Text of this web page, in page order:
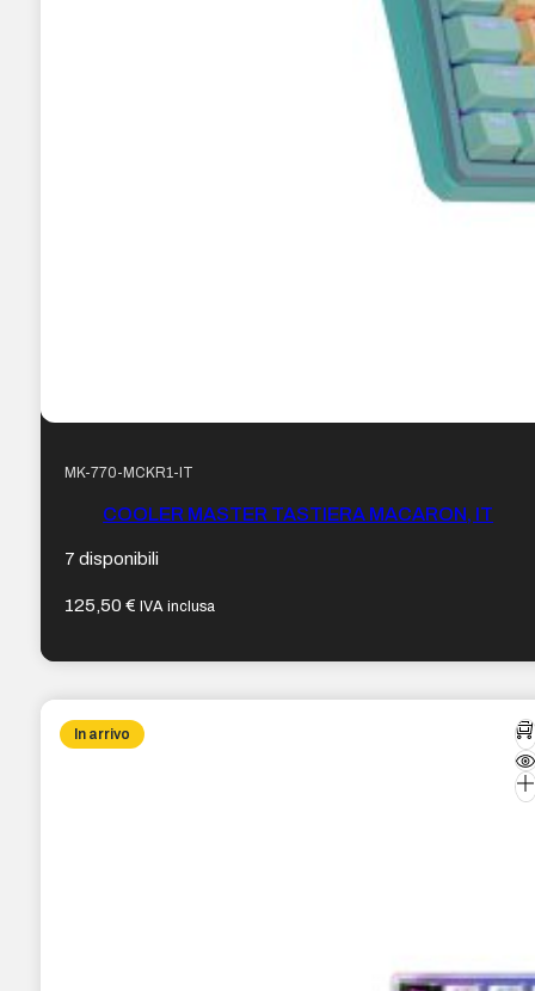
MK-770-MCKR1-IT
COOLER MASTER TASTIERA MACARON, IT
7 disponibili
125,50€ IVA inclusa
In arrivo